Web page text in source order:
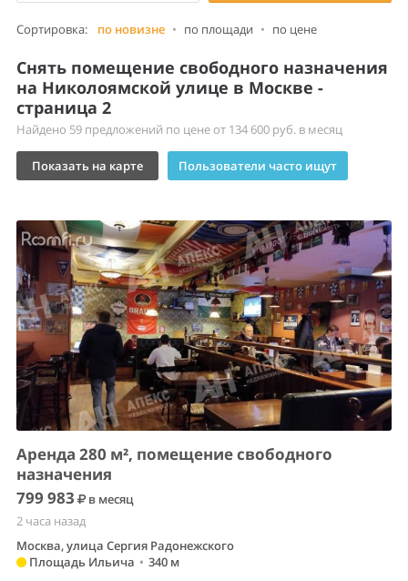
Сортировка: по новизне • по площади • по цене
Снять помещение свободного назначения
на Николоямской улице в Москве -
страница 2
Найдено 59 предложений по цене от 134 600 руб. в месяц
Показать на карте Пользователи часто ищут
Аренда 280 м², помещение свободного
назначения
799 983
в месяц
2 часа назад
Москва, улица Сергия Радонежского
Площадь Ильича • 340 м